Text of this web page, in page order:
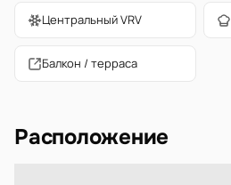
Центральный VRV
Балкон / терраса
Расположение